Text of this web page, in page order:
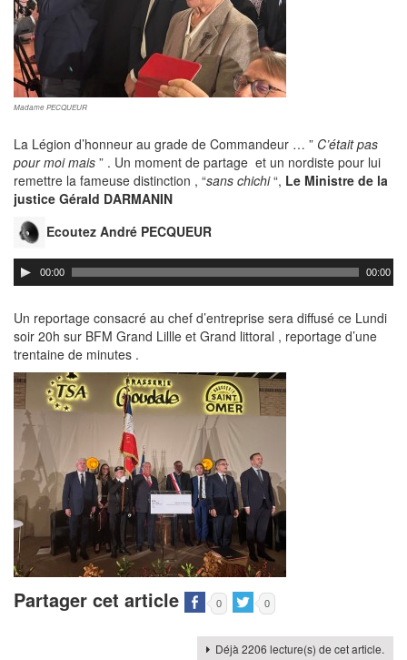
Madame PECQUEUR
La Légion d’honneur au grade de Commandeur … ” C’était pas
pour moi mais ” . Un moment de partage et un nordiste pour lui
remettre la fameuse distinction , “sans chichi“, Le Ministre de la
justice Gérald DARMANIN
Ecoutez André PECQUEUR
00:00 00:00
Un reportage consacré au chef d’entreprise sera diffusé ce Lundi
soir 20h sur BFM Grand Lillle et Grand littoral , reportage d’une
trentaine de minutes .
Partager cet article 0 0
Déjà 2206 lecture(s) de cet article.